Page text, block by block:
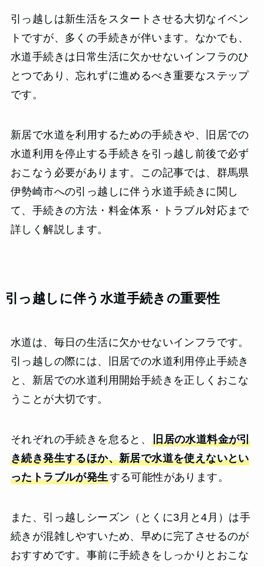
引っ越しは新生活をスタートさせる大切なイベン
トですが、多くの手続きが伴います。なかでも、
水道手続きは日常生活に欠かせないインフラのひ
とつであり、忘れずに進めるべき重要なステップ
です。
新居で水道を利用するための手続きや、旧居での
水道利用を停止する手続きを引っ越し前後で必ず
おこなう必要があります。この記事では、群馬県
伊勢崎市への引っ越しに伴う水道手続きに関し
て、手続きの方法・料金体系・トラブル対応まで
詳しく解説します。
引っ越しに伴う水道手続きの重要性
水道は、毎日の生活に欠かせないインフラです。
引っ越しの際には、旧居での水道利用停止手続き
と、新居での水道利用開始手続きを正しくおこな
うことが大切です。
それぞれの手続きを怠ると、旧居の水道料金が引
き続き発生するほか、新居で水道を使えないとい
ったトラブルが発生する可能性があります。
また、引っ越しシーズン（とくに3月と4月）は手
続きが混雑しやすいため、早めに完了させるのが
おすすめです。事前に手続きをしっかりとおこな